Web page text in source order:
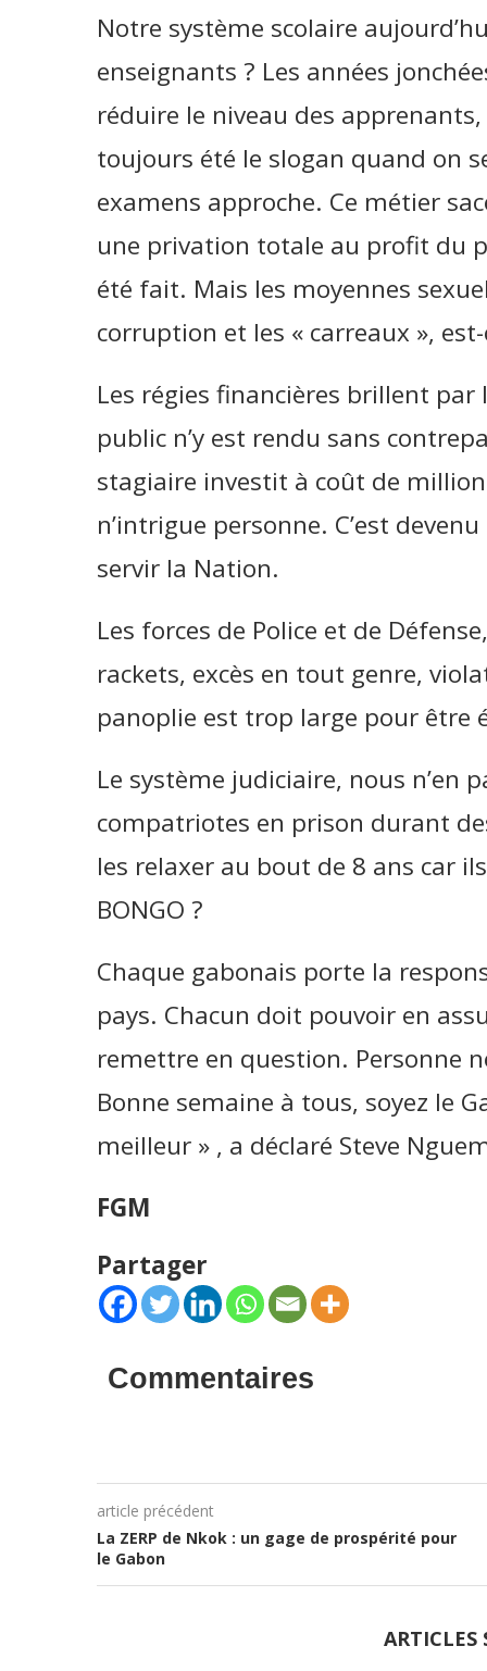
Notre système scolaire
enseignants ? Les années
réduire le niveau des apprenants,
toujours été le slogan quand on
examens approche. Ce métier
une privation totale au profit du
été fait. Mais les moyennes
corruption et les « carreaux », est-
Les régies financières brillent
public n’y est rendu sans
stagiaire investit à coût de
n’intrigue personne. C’est
servir la Nation.
Les forces de Police et de
rackets, excès en tout genre,
panoplie est trop large pour être
Le système judiciaire, nous n’en
compatriotes en prison durant
les relaxer au bout de 8 ans car
BONGO ?
Chaque gabonais porte la
pays. Chacun doit pouvoir en
remettre en question. Personne
Bonne semaine à tous, soyez le
meilleur » , a déclaré Steve
FGM
Partager
Commentaires
article précédent
La ZERP de Nkok : un gage de prospérité pour
le Gabon
ARTICLES